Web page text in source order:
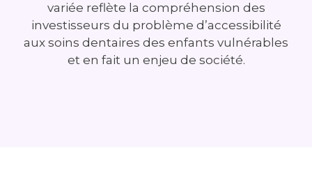
variée reflète la compréhension des
investisseurs du problème d’accessibilité
aux soins dentaires des enfants vulnérables
et en fait un enjeu de société.